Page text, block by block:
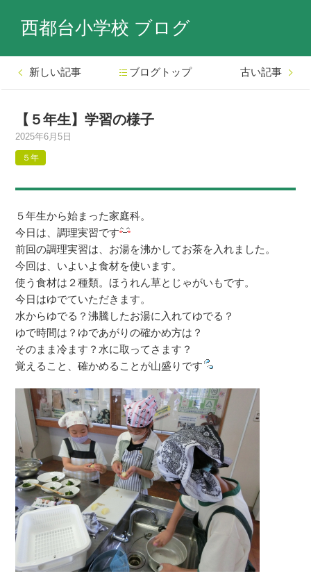
西都台小学校 ブログ
新しい記事 古い記事
ブログトップ
【５年生】学習の様子
2025年6月5日
５年
５年生から始まった家庭科。
今日は、調理実習です
前回の調理実習は、お湯を沸かしてお茶を入れました。
今回は、いよいよ食材を使います。
使う食材は２種類。ほうれん草とじゃがいもです。
今日はゆでていただきます。
水からゆでる？沸騰したお湯に入れてゆでる？
ゆで時間は？ゆであがりの確かめ方は？
そのまま冷ます？水に取ってさます？
覚えること、確かめることが山盛りです